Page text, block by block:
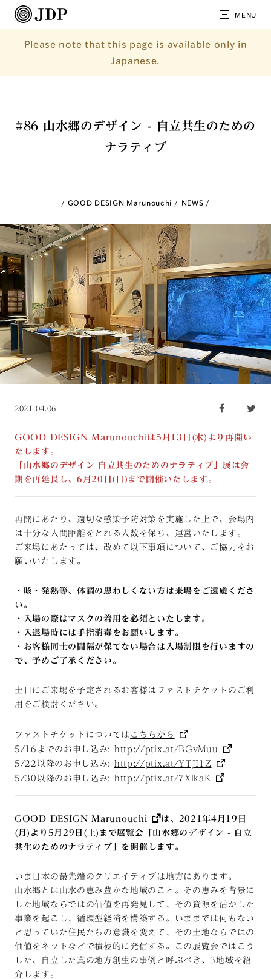
MENU
Please note that this page is available only in
Japanese.
#86 山水郷のデザイン - 自立共生のための
ナラティブ
GOOD DESIGN Marunouchi NEWS
2021.04.06
GOOD DESIGN Marunouchiは5月13日(木)より再開い
たします。
「山水郷のデザイン 自立共生のためのナラティブ」展は会
期を再延長し、6月20日(日)まで開催いたします。
再開にあたり、適切な感染予防対策を実施した上で、会場内
は十分な人間距離をとれる人数を保ち、運営いたします。
ご来場にあたっては、改めて以下事項について、ご協力をお
願いいたします。
・咳・発熱等、体調の思わしくない方は来場をご遠慮くださ
い。
・入場の際はマスクの着用を必須といたします。
・入退場時には手指消毒をお願いします。
・お客様同士の間隔が保てない場合は入場制限を行いますの
で、予めご了承ください。
土日にご来場を予定されるお客様はファストチケットのご利
用をご検討ください。
ファストチケットについては こちらから
5/16までのお申し込み: http://ptix.at/BGvMuu
5/22以降のお申し込み: http://ptix.at/YTJI1Z
5/30以降のお申し込み: http://ptix.at/7XlkaK
GOOD DESIGN Marunouchi
は、2021年4月19日
(月)より5月29日(土)まで展覧会「山水郷のデザイン - 自立
共生のためのナラティブ」
を開催します。
いま日本の最先端のクリエイティブは地方にあります。
山水郷とは山水の恵み豊かな地域のこと。その恵みを背景に
した地域ならではの価値を再発見して、その資源を活かした
事業を起こし、循環型経済を構築する。いままでは何もない
と思っていた住民たちの意識を変えて、その土地ならではの
価値をネットなどで積極的に発信する。この展覧会ではこう
した、自立した真の地方創生の事例と呼ぶべき、3地域を紹
介します。